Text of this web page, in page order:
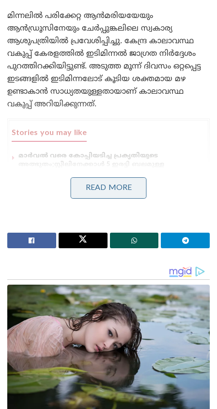
മിന്നലിൽ പരിക്കേറ്റ ആൻമരിയയേയും
ആൻഡ്രൂസിനേയും ചേർപ്പുങ്കലിലെ സ്വകാര്യ
ആശുപത്രിയിൽ പ്രവേശിപ്പിച്ചു. കേന്ദ്ര കാലാവസ്ഥ
വകുപ്പ് കേരളത്തിൽ ഇടിമിന്നൽ ജാഗ്രത നിർദ്ദേശം
പുറത്തിറക്കിയിട്ടുണ്ട്. അടുത്ത മൂന്ന് ദിവസം ഒറ്റപ്പെട്ട
ഇടങ്ങളിൽ ഇടിമിന്നലോട് കൂടിയ ശക്തമായ മഴ
ഉണ്ടാകാൻ സാധ്യതയുള്ളതായാണ് കാലാവസ്ഥ
വകുപ്പ് അറിയിക്കുന്നത്.
Stories you may like
മാർവൽ വരെ കോപ്പിയടിച്ച പ്രകൃതിയുടെ
‘ഹമാസ് മോഡലിൽ കശ്മീരിൽ ഭീകരാക്രമണത്തിന്
പാക് ഐ.എസ്.ഐ നീക്കം!’: തുർക്കി പിസ്റ്റളുകളും
ഇന്ന് മുതൽ 25-ാം തീയതി വരെ കേരളത്തിന്റെ വിവിധ
ഭാഗങ്ങളിൽ ഇടിമിന്നലോടു കൂടിയ മഴയ്ക്ക്
പ്രവചനം. കൂടാതെ മണിക്കൂറിൽ 40 മുതൽ 50
കിലോമീറ്റർ വരെ വേഗതയിൽ വീശിയേക്കാവുന്ന
ശക്തമായ കാറ്റിനും സാധ്യതയുണ്ടെന്നും
മുന്നറിയിപ്പുണ്ട്. ഇടിമിന്നൽ മാരകമാകാൻ
സാധ്യതയുള്ളതിനാൽ ശക്തമായ മുൻകരുതൽ
സ്വീകരിക്കണമെന്നും കാലാവസ്ഥ വകുപ്പ്
അറിയിക്കുന്നു.
Tags: kottayam Lightning
READ MORE